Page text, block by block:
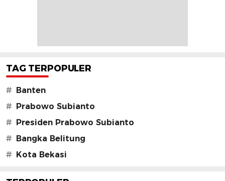
TAG TERPOPULER
# Banten
# Prabowo Subianto
# Presiden Prabowo Subianto
# Bangka Belitung
# Kota Bekasi